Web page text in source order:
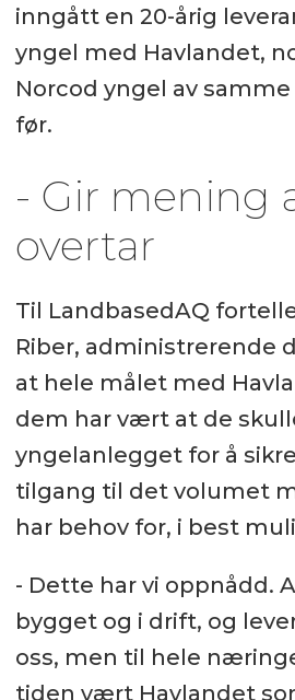
inngått en 20-årig
yngel med Havlandet,
Norcod yngel av
før.
- Gir mening
overtar
Til LandbasedAQ
Riber, administrerende
at hele målet med
dem har vært at de
yngelanlegget for å
tilgang til det volumet
har behov for, i best
- Dette har vi oppnådd.
bygget og i drift, og
oss, men til hele
tiden vært Havlandet